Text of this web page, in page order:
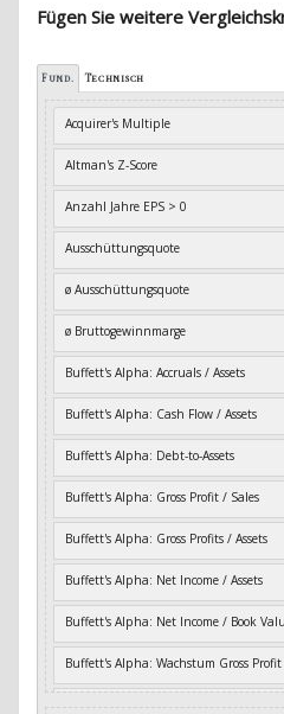
Fügen Sie weitere
Fund. Technisch
Acquirer's Multiple
Altman's Z-Score
Anzahl Jahre EPS > 0
Ausschüttungsquote
ø Ausschüttungsquote
ø Bruttogewinnmarge
Buffett's Alpha: Accruals / Assets
Buffett's Alpha: Cash Flow / Assets
Buffett's Alpha: Debt-to-Assets
Buffett's Alpha: Gross Profit / Sales
Buffett's Alpha: Gross Profits / Assets
Buffett's Alpha: Net Income / Assets
Buffett's Alpha: Net Income / Book
Buffett's Alpha: Wachstum Gross Profit
Buffett's Alpha: Wachstum Residual